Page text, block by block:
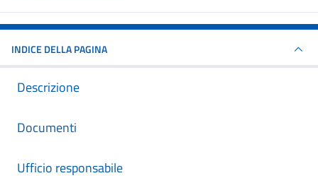
INDICE DELLA PAGINA
Descrizione
Documenti
Ufficio responsabile